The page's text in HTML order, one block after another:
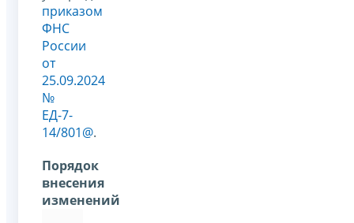
приказом
ФНС
России
от
25.09.2024
№
ЕД-7-
14/801@.
Порядок
внесения
изменений